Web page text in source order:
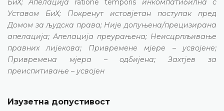
БиХ; Апелација ratione temporis инкомпатибилна с
Уставом БиХ; Покренут истовјетан поступак пред
Домом за људска права; Није допуњена/прецизирана
апелација; Апелација преурањена; Неисцрпљивање
правних лијекова; Привремене мјере – усвојене;
Привремена мјера – одбијена; Захтјев за
преиспитивање – усвојен
Изузетна допустивост